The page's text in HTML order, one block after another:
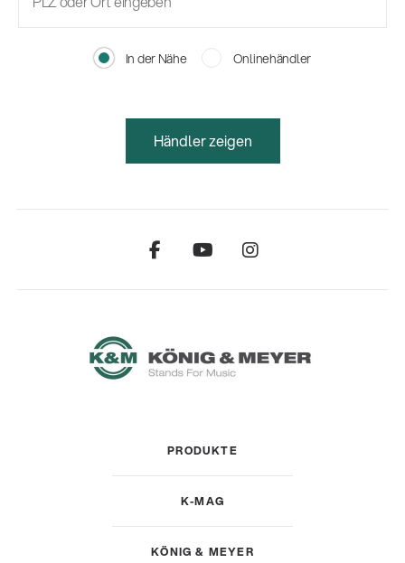
In der Nähe Onlinehändler
Händler zeigen
PRODUKTE
K-MAG
KÖNIG & MEYER